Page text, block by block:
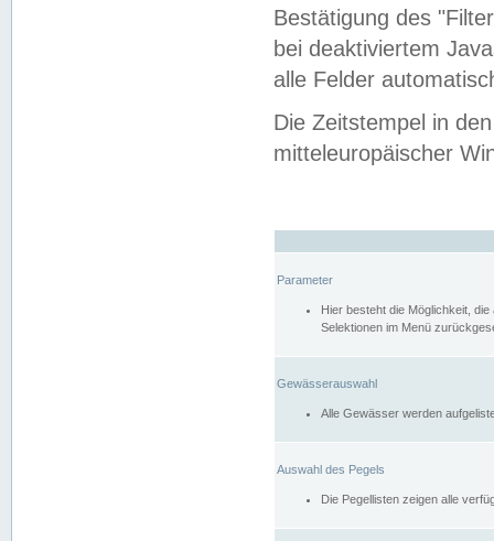
Bestätigung des
bei deaktiviertem
alle Felder
Die Zeitstempel in
mitteleuropäischer
Parameter
Hier besteht die Möglichkeit,
Selektionen im Menü
Gewässerauswahl
Alle Gewässer werden
Auswahl des Pegels
Die Pegellisten zeigen alle